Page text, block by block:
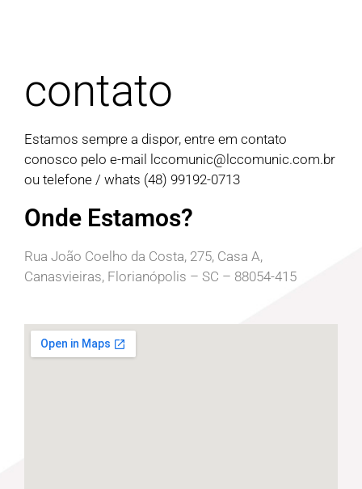
contato
Estamos sempre a dispor, entre em contato
conosco pelo e-mail
lccomunic@lccomunic.com.br
ou telefone / whats (48) 99192-0713
Onde Estamos?
Rua João Coelho da Costa, 275, Casa A,
Canasvieiras, Florianópolis – SC – 88054-415